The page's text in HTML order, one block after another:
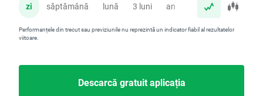
zi săptămână lună 3 luni an
Performanțele din trecut sau previziunile nu reprezintă un indicator fiabil al rezultatelor
viitoare.
Descarcă gratuit aplicația